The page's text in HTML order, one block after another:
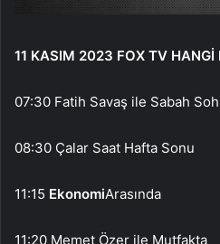
11 KASIM 2023 FOX TV HANGİ
07:30 Fatih Savaş ile Sabah
08:30 Çalar Saat Hafta Sonu
11:15 EkonomiArasında
11:20 Memet Özer ile Mutfakta